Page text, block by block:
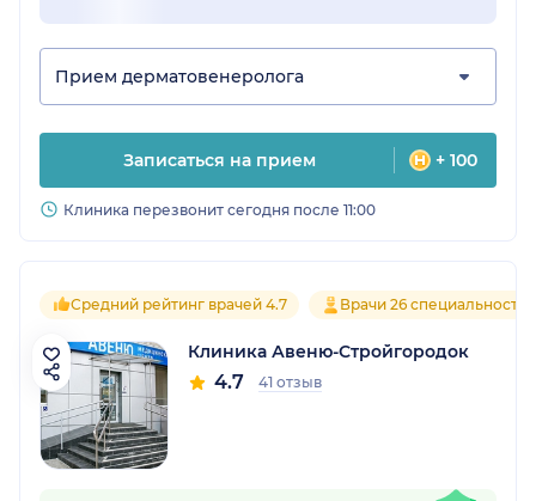
Прием дерматовенеролога
Записаться на прием + 100
Клиника перезвонит сегодня после 11:00
Средний рейтинг врачей 4.7 Врачи 26 специальностей
Клиника Авеню-Стройгородок
4.7 41 отзыв